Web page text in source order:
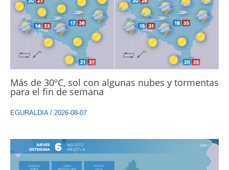
Más de 30ºC, sol con algunas nubes y tormentas
para el fin de semana
EGURALDIA/ 2026-08-07